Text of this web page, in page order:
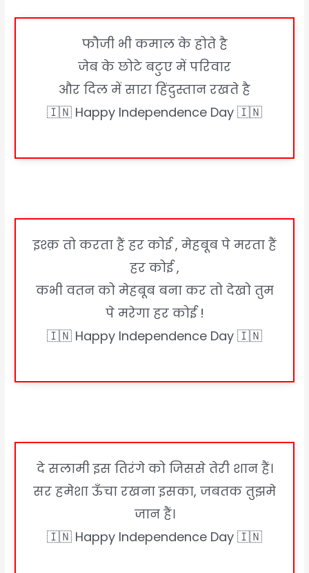
फौजी भी कमाल के होते है
जेब के छोटे बटुए में परिवार
और दिल में सारा हिंदुस्तान रखते है
🇮🇳 Happy Independence Day 🇮🇳
इश्क़ तो करता हैं हर कोई , मेहबूब पे मरता हैं
हर कोई ,
कभी वतन को मेहबूब बना कर तो देखो तुम
पे मरेगा हर कोई !
🇮🇳 Happy Independence Day 🇮🇳
दे सलामी इस तिरंगे को जिससे तेरी शान हैं।
सर हमेशा ऊँचा रखना इसका, जबतक तुझमे
जान हैं।
🇮🇳 Happy Independence Day 🇮🇳